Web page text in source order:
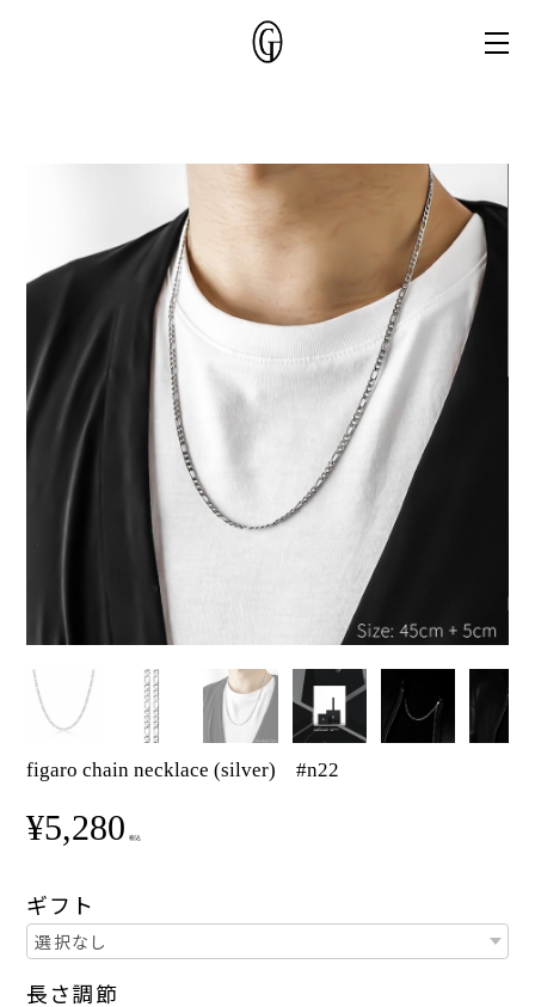
figaro chain necklace (silver) #n22
¥5,280 税込
ギフト
長さ調節